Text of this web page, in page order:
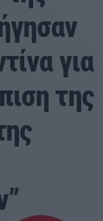
για
της